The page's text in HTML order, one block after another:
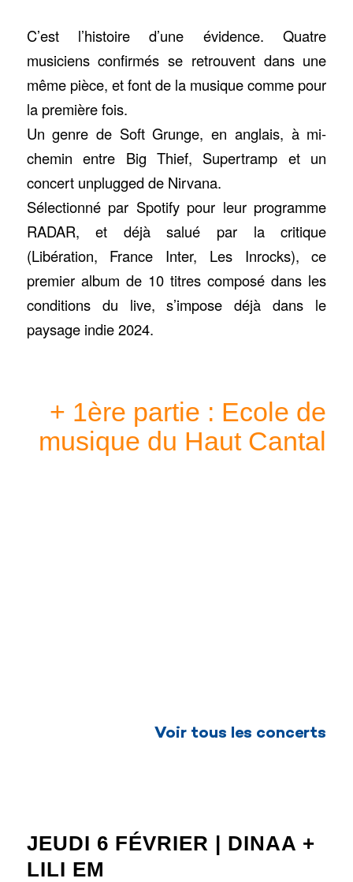
C’est l’histoire d’une évidence. Quatre
musiciens confirmés se retrouvent dans une
même pièce, et font de la musique comme pour
la première fois.
Un genre de Soft Grunge, en anglais, à mi-
chemin entre Big Thief, Supertramp et un
concert unplugged de Nirvana.
Sélectionné par Spotify pour leur programme
RADAR, et déjà salué par la critique
(Libération, France Inter, Les Inrocks), ce
premier album de 10 titres composé dans les
conditions du live, s’impose déjà dans le
paysage indie 2024.
+ 1ère partie : Ecole de
musique du Haut Cantal
Voir tous les concerts
JEUDI 6 FÉVRIER | DINAA +
LILI EM